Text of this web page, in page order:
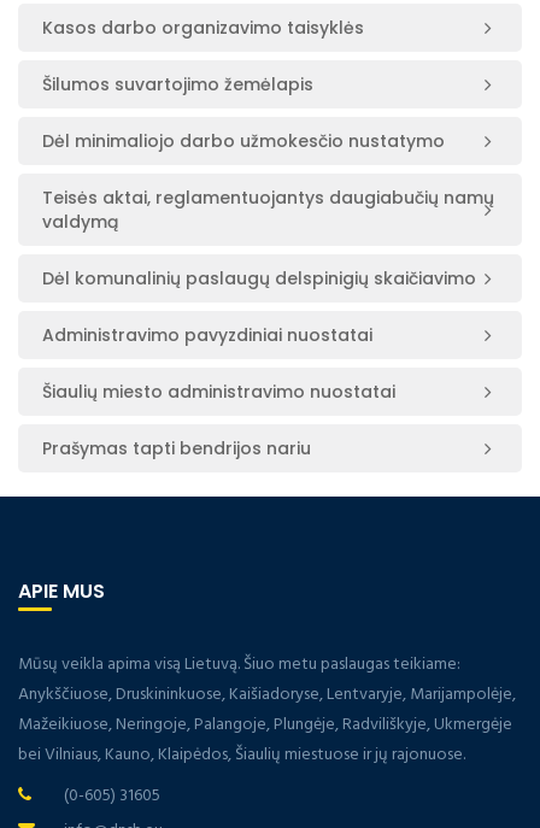
Kasos darbo organizavimo taisyklės
Šilumos suvartojimo žemėlapis
Dėl minimaliojo darbo užmokesčio nustatymo
Teisės aktai, reglamentuojantys daugiabučių namų
valdymą
Dėl komunalinių paslaugų delspinigių skaičiavimo
Administravimo pavyzdiniai nuostatai
Šiaulių miesto administravimo nuostatai
Prašymas tapti bendrijos nariu
APIE MUS
Mūsų veikla apima visą Lietuvą. Šiuo metu paslaugas teikiame:
Anykščiuose, Druskininkuose, Kaišiadoryse, Lentvaryje, Marijampolėje,
Mažeikiuose, Neringoje, Palangoje, Plungėje, Radviliškyje, Ukmergėje
bei Vilniaus, Kauno, Klaipėdos, Šiaulių miestuose ir jų rajonuose.
(0-605) 31605